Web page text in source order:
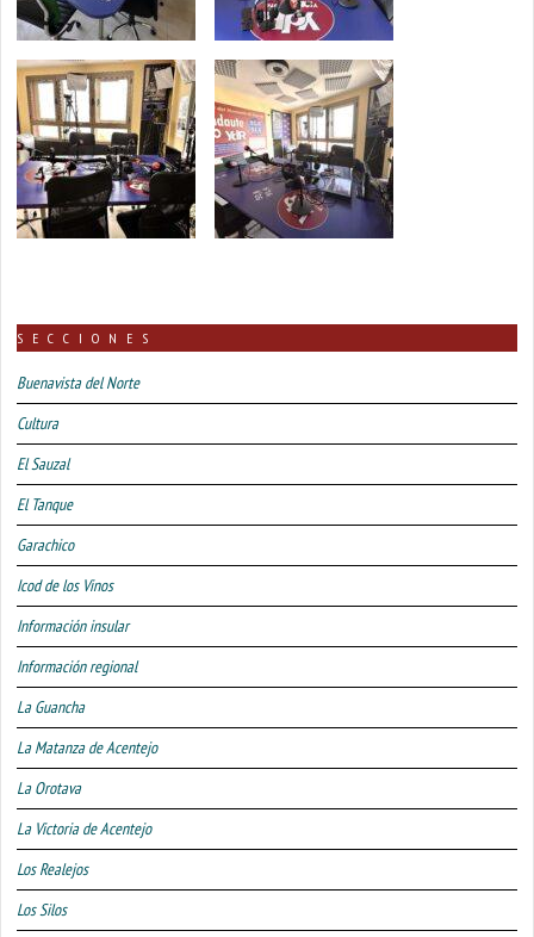
SECCIONES
Buenavista del Norte
Cultura
El Sauzal
El Tanque
Garachico
Icod de los Vinos
Información insular
Información regional
La Guancha
La Matanza de Acentejo
La Orotava
La Victoria de Acentejo
Los Realejos
Los Silos